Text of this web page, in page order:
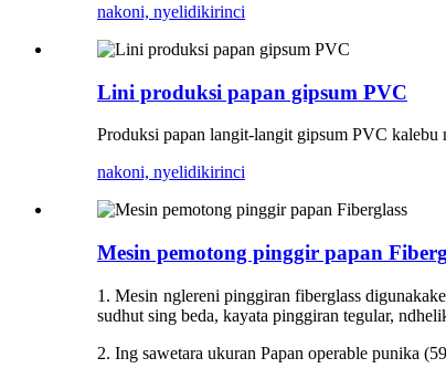
nakoni, nyelidikirinci
Lini produksi papan gipsum PVC
Produksi papan langit-langit gipsum PVC kalebu
nakoni, nyelidikirinci
Mesin pemotong pinggir papan
1. Mesin nglereni pinggiran fiberglass
sudhut sing beda, kayata pinggiran tegular,
2. Ing sawetara ukuran Papan operable punika